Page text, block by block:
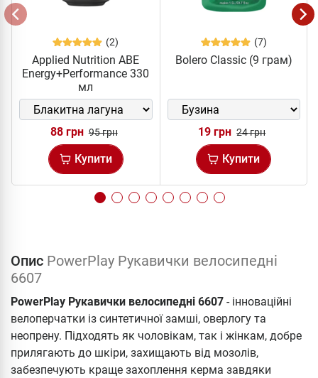
(2)
Applied Nutrition ABE
Energy+Performance 330
мл
88 грн 95 грн
Купити
(7)
Bolero Classic (9 грам)
19 грн 24 грн
Купити
Опис PowerPlay Рукавички велосипедні
6607
PowerPlay Рукавички велосипедні 6607 - інноваційні
велоперчатки із синтетичної замші, оверлогу та
неопрену. Підходять як чоловікам, так і жінкам, добре
прилягають до шкіри, захищають від мозолів,
забезпечують краще захоплення керма завдяки